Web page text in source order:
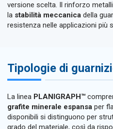
versione scelta. Il rinforzo
la stabilità meccanica della
resistenza nelle applicazioni più
Tipologie di
La linea PLANIGRAPH™
grafite minerale espansa per
disponibili si distinguono per
grado del materiale, così da